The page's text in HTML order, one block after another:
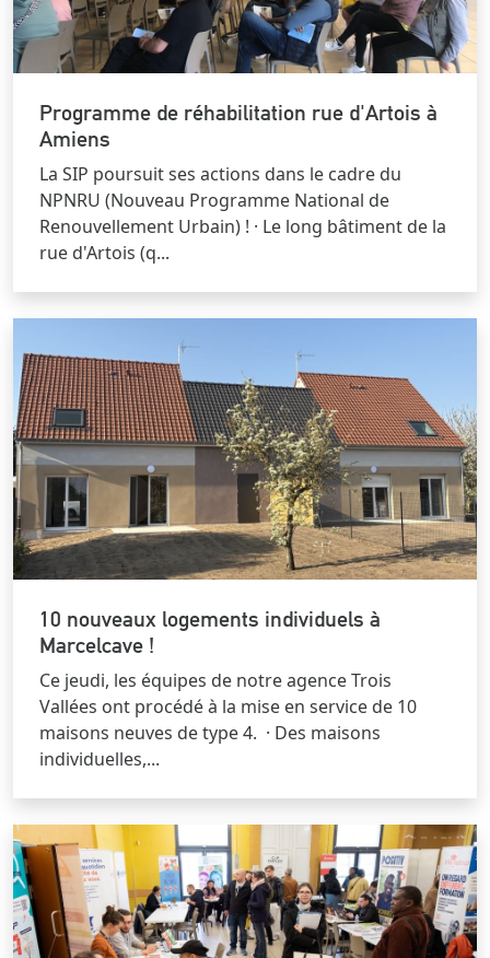
Programme de réhabilitation rue d'Artois à
Amiens
La SIP poursuit ses actions dans le cadre du
NPNRU (Nouveau Programme National de
Renouvellement Urbain) ! · Le long bâtiment de la
rue d'Artois (q...
10 nouveaux logements individuels à
Marcelcave !
Ce jeudi, les équipes de notre agence Trois
Vallées ont procédé à la mise en service de 10
maisons neuves de type 4. · Des maisons
individuelles,...